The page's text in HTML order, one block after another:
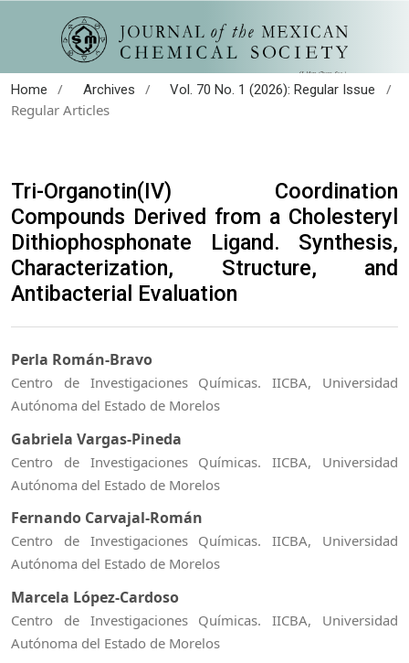
Home / Archives / Vol. 70 No. 1 (2026): Regular Issue
/
Regular Articles
Tri-Organotin(IV) Coordination
Compounds Derived from a Cholesteryl
Dithiophosphonate Ligand. Synthesis,
Characterization, Structure, and
Antibacterial Evaluation
Perla Román-Bravo
Centro de Investigaciones Químicas. IICBA, Universidad
Autónoma del Estado de Morelos
Gabriela Vargas-Pineda
Centro de Investigaciones Químicas. IICBA, Universidad
Autónoma del Estado de Morelos
Fernando Carvajal-Román
Centro de Investigaciones Químicas. IICBA, Universidad
Autónoma del Estado de Morelos
Marcela López-Cardoso
Centro de Investigaciones Químicas. IICBA, Universidad
Autónoma del Estado de Morelos